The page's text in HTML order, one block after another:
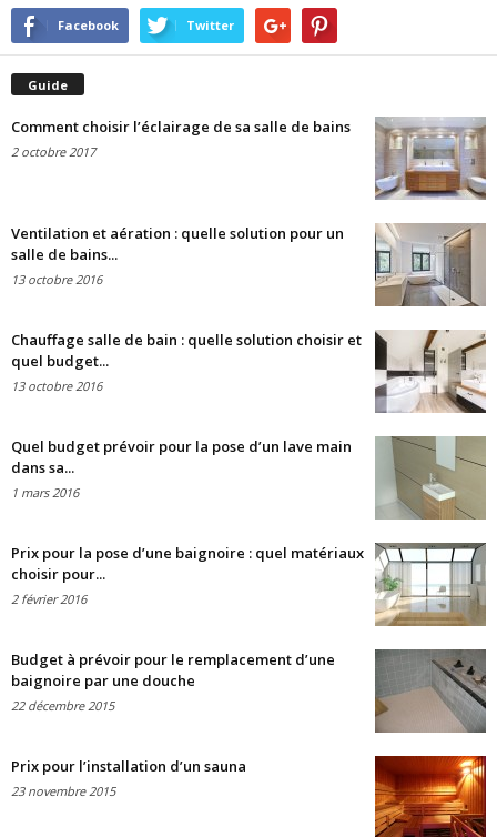
Facebook Twitter
Guide
Comment choisir l’éclairage de sa salle de bains
2 octobre 2017
Ventilation et aération : quelle solution pour un
salle de bains...
13 octobre 2016
Chauffage salle de bain : quelle solution choisir et
quel budget...
13 octobre 2016
Quel budget prévoir pour la pose d’un lave main
dans sa...
1 mars 2016
Prix pour la pose d’une baignoire : quel matériaux
choisir pour...
2 février 2016
Budget à prévoir pour le remplacement d’une
baignoire par une douche
22 décembre 2015
Prix pour l’installation d’un sauna
23 novembre 2015